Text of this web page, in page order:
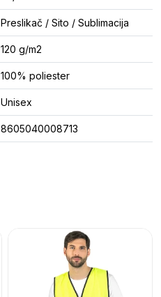
Preslikač / Sito / Sublimacija
120 g/m2
100% poliester
Unisex
8605040008713